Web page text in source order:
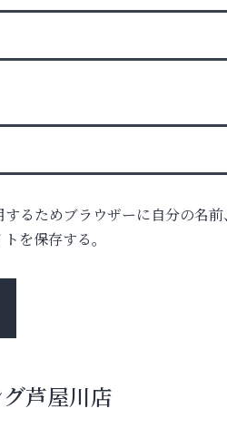
るためブラウザーに自分の名前
を保存する。
芦屋川店